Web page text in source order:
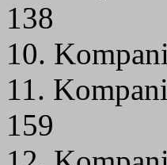
138
10.
11.
159